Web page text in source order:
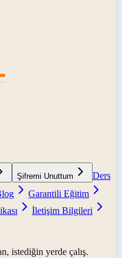
Şifremi Unuttum
Ders
Garantili Eğitim
İletişim Bilgileri
istediğin yerde çalış.